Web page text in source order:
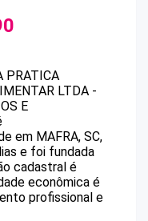
PRATICA
LTDA -
E
em MAFRA, SC,
e foi fundada
cadastral é
econômica é
profissional e